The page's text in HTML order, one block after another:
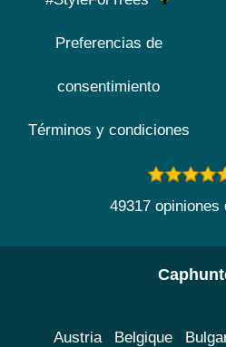
Preferencias de
consentimiento
Términos y condiciones
49317 opiniones
Austria Belgique